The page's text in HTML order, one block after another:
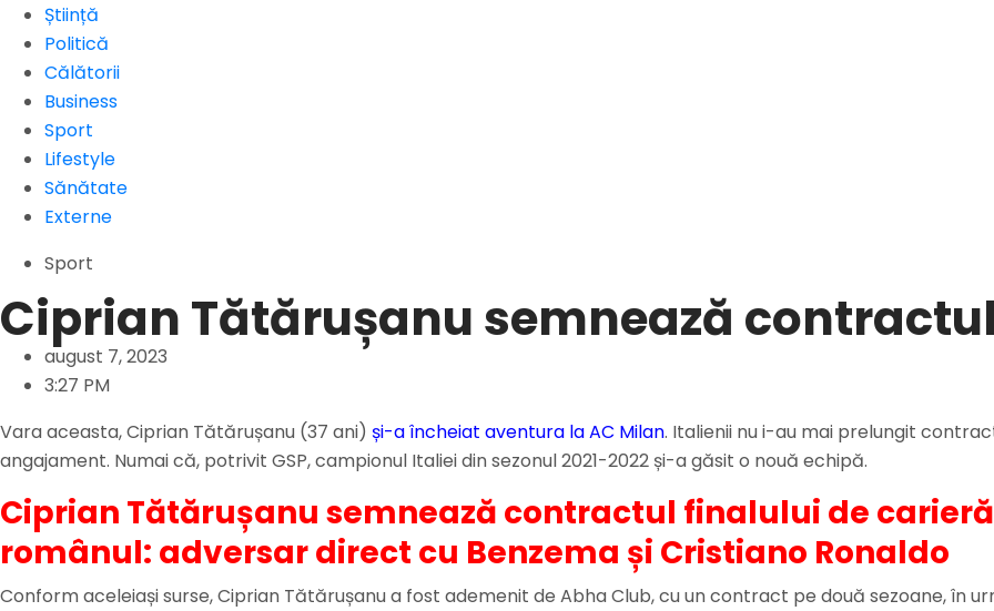
Știință
Politică
Călătorii
Business
Sport
Lifestyle
Sănătate
Externe
Sport
Ciprian Tătărușanu semnează
august 7, 2023
3:27 PM
Vara aceasta, Ciprian Tătărușanu (37 ani) și-a încheiat aventura la AC Milan. Italienii nu i-au mai prelungit
angajament. Numai că, potrivit GSP, campionul Italiei din sezonul 2021-2022 și-a găsit o nouă echipă.
Ciprian Tătărușanu semnează contractul finalului de
românul: adversar direct cu Benzema și Cristiano Ronaldo
Conform aceleiași surse, Ciprian Tătărușanu a fost ademenit de Abha Club, cu un contract pe două sezoane, în